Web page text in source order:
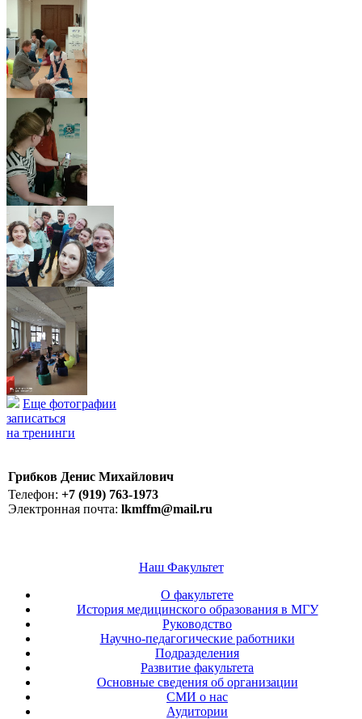
Еще фотографии
записаться
на тренинги
Грибков Денис Михайлович
Телефон: +7 (919) 763-1973
Электронная почта: lkmffm@mail.ru
Наш Факультет
О факультете
История медицинского образования в МГУ
Руководство
Научно-педагогические работники
Подразделения
Развитие факультета
Основные сведения об организации
СМИ о нас
Аудитории